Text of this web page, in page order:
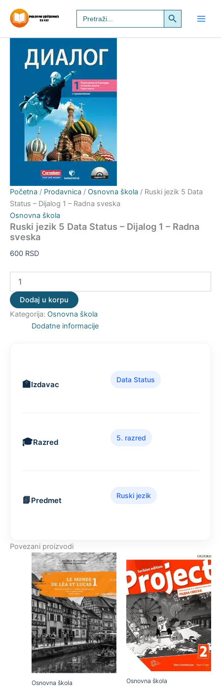
sadržaj
Search
for:
Search Button
Početna / Prodavnica / Osnovna škola / Ruski jezik 5 Data
Status – Dijalog 1 – Radna sveska
Osnovna škola
Ruski jezik 5 Data Status – Dijalog 1 – Radna
sveska
600 RSD
jezik
5
Dijalog
sveska
količina
Dodaj u korpu
Kategorija: Osnovna škola
Dodatne informacije
Izdavac
Data Status
Razred
5. razred
Predmet
Ruski jezik
Povezani proizvodi
Osnovna škola Osnovna škola